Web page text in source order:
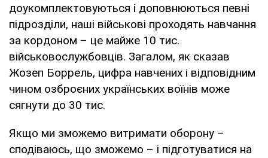
доукомплектовуються і доповнюються певні
підрозділи, наші військові проходять навчання
за кордоном – це майже 10 тис.
військовослужбовців. Загалом, як сказав
Жозеп Боррель, цифра навчених і відповідним
чином озброєних українських воїнів може
сягнути до 30 тис.
Якщо ми зможемо витримати оборону –
сподіваюсь, що зможемо – і підготуватися на